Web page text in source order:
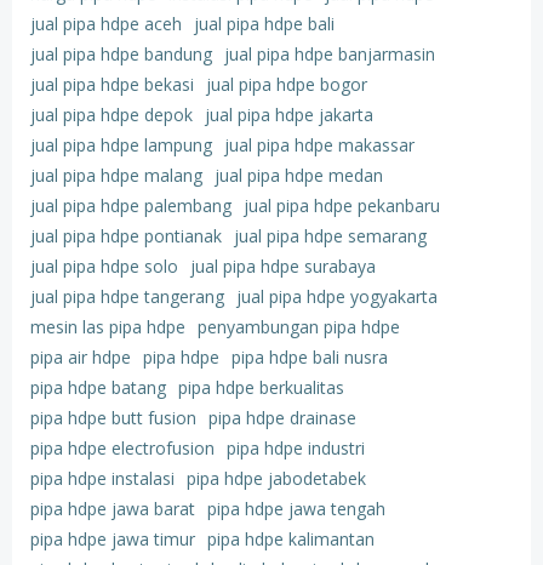
jual pipa hdpe aceh
jual pipa hdpe bali
jual pipa hdpe bandung jual pipa hdpe banjarmasin
jual pipa hdpe bekasi
jual pipa hdpe bogor
jual pipa hdpe depok jual pipa hdpe jakarta
jual pipa hdpe lampung jual pipa hdpe makassar
jual pipa hdpe malang jual pipa hdpe medan
jual pipa hdpe palembang jual pipa hdpe pekanbaru
jual pipa hdpe pontianak jual pipa hdpe semarang
jual pipa hdpe solo
jual pipa hdpe surabaya
jual pipa hdpe tangerang jual pipa hdpe yogyakarta
mesin las pipa hdpe penyambungan pipa hdpe
pipa air hdpe pipa hdpe pipa hdpe bali nusra
pipa hdpe batang pipa hdpe berkualitas
pipa hdpe butt fusion pipa hdpe drainase
pipa hdpe electrofusion pipa hdpe industri
pipa hdpe instalasi pipa hdpe jabodetabek
pipa hdpe jawa barat pipa hdpe jawa tengah
pipa hdpe jawa timur pipa hdpe kalimantan